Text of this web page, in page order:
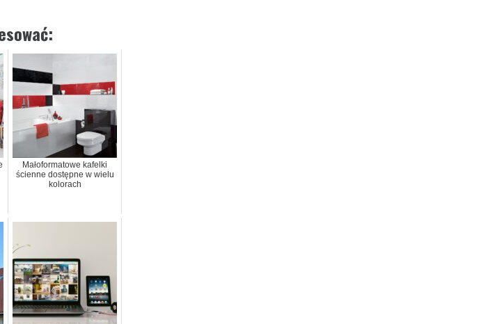
Małoformatowe kafelki
ścienne dostępne w wielu
kolorach